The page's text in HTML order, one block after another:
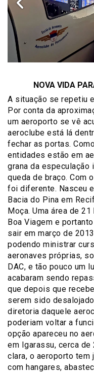
NOVA VIDA
A situação se repetiu
Por conta da
um aeroporto se vê
aeroclube está lá
fechar as portas.
entidades estão em
grana da especulação
queda de braço. Com
foi diferente. Nasceu
Bacia do Pina em
Moça. Uma área de
Boa Viagem e
sair em março de
podendo ministrar
aeronaves próprias,
DAC, e tão pouco um
acabaram sendo
que depois que
serem sido
diretoria daquele
poderiam voltar a
opção apareceu no
em Igarassu, cerca
clara, o aeroporto tem
com hangares,